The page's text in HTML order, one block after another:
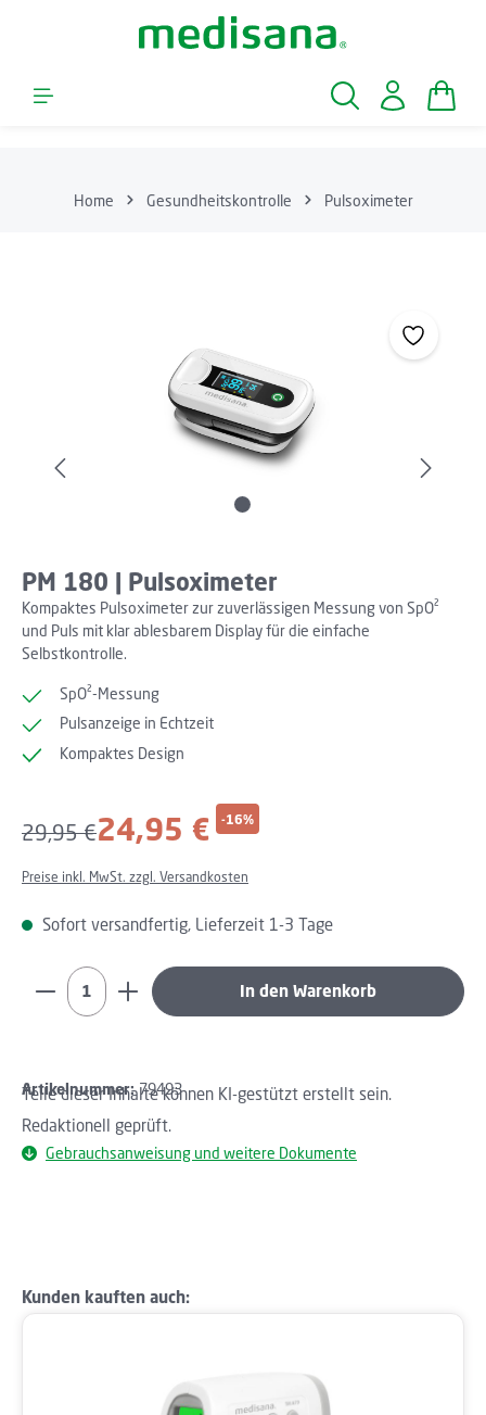
Zum Hauptinhalt springen
Home Gesundheitskontrolle Pulsoximeter
PM 180 | Pulsoximeter
Kompaktes Pulsoximeter zur zuverlässigen Messung von SpO²
und Puls mit klar ablesbarem Display für die einfache
Selbstkontrolle.
SpO²-Messung
Pulsanzeige in Echtzeit
Kompaktes Design
24,95 € -16%
Regulärer Preis:
29,95 €
Preise inkl. MwSt. zzgl. Versandkosten
Sofort versandfertig, Lieferzeit 1-3 Tage
Produkt Anzahl: Gib den gewünschten Wert ein
In den Warenkorb
Artikelnummer:79493
Teile dieser Inhalte können KI-gestützt erstellt sein.
Redaktionell geprüft.
Gebrauchsanweisung und weitere Dokumente
Produktgalerie überspringen
Kunden kauften auch: